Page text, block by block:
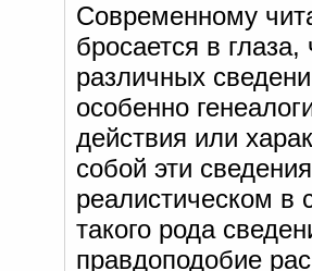
Современному
бросается в
различных
особенно
действия или
собой эти
реалистическом в
такого рода
правдоподобие